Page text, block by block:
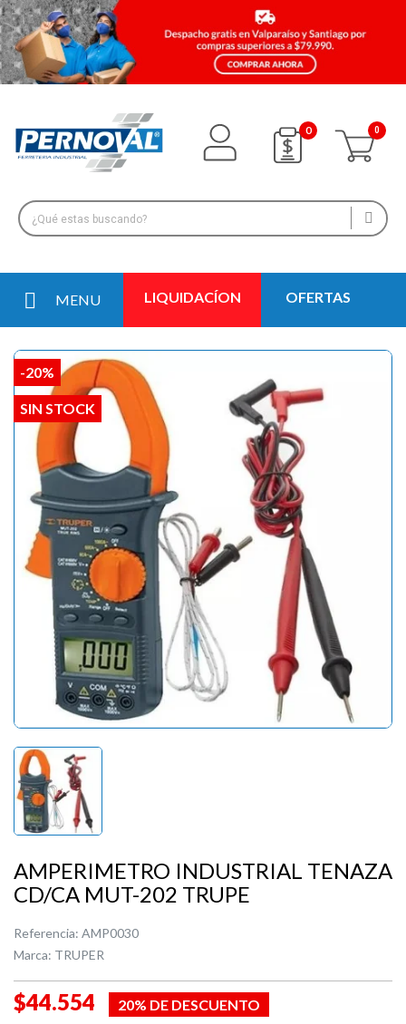
0
MENU LIQUIDACÍON OFERTAS
-20%
SIN STOCK
AMPERIMETRO INDUSTRIAL TENAZA
CD/CA MUT-202 TRUPE
Referencia: AMP0030
Marca: TRUPER
$44.554
20% DE DESCUENTO